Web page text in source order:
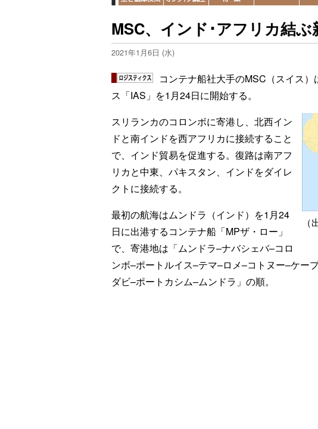
MSC、インド･アフリカ結ぶ
2021年1月6日 (水)
コンテナ船社大手のMSC（スイス
ス「IAS」を1月24日に開始する。
スリランカのコロンボに寄港し、北西イン
ドと南インドを西アフリカに接続すること
で、インド貿易を促進する。復路は南アフ
リカと中東、パキスタン、インドをダイレ
クトに接続する。
最初の航海はムンドラ（インド）を1月24
日に出港するコンテナ船「MPザ・ロー」
で、寄港地は「ムンドラ–ナバシェバ–コロ
ンボ–ポートルイス–テマ–ロメ–コトヌー–ケー
ダビ–ポートカシム–ムンドラ」の順。